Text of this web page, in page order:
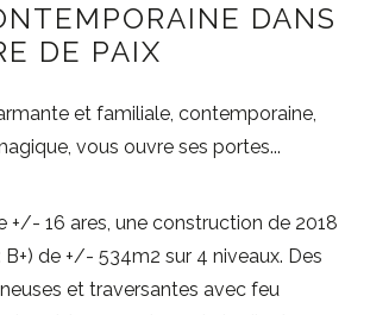
DANS
DE PAIX
et familiale, contemporaine,
vous ouvre ses portes...
+/- 16 ares, une construction de 2018
B+) de +/- 534m2 sur 4 niveaux. Des
et traversantes avec feu